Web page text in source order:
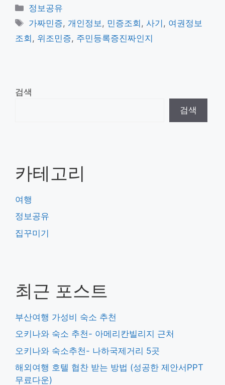
카
테
고
리
정보공유
태
그
가짜민증, 개인정보 , 민증조회 ,사기 , 여권정보
조회 , 위조민증, 주민등록증진짜인지
검색
검색
카테고리
여행
정보공유
집꾸미기
최근 포스트
부산여행 가성비 숙소 추천
오키나와 숙소 추천- 아메리칸빌리지 근처
오키나와 숙소추천- 나하국제거리 5곳
해외여행 호텔 협찬 받는 방법 (성공한 제안서PPT
무료다운)